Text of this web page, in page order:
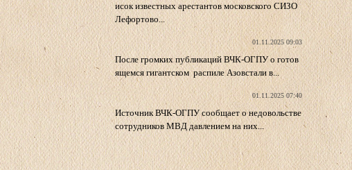
исок известных арестантов московского СИЗО
Лефортово...
01.11.2025 09:03
После громких публикаций ВЧК-ОГПУ о готов
ящемся гигантском распиле Азовстали в...
01.11.2025 07:40
Источник ВЧК-ОГПУ сообщает о недовольстве
сотрудников МВД давлением на них...